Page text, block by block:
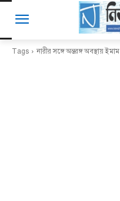
Tags নারীর সঙ্গে অন্তরঙ্গ অবস্থায়